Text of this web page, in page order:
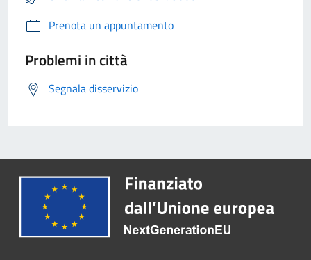
Prenota un appuntamento
Problemi in città
Segnala disservizio